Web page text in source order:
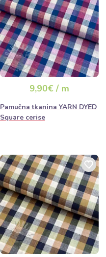
9,90€ / m
Pamučna tkanina YARN DYED
Square cerise